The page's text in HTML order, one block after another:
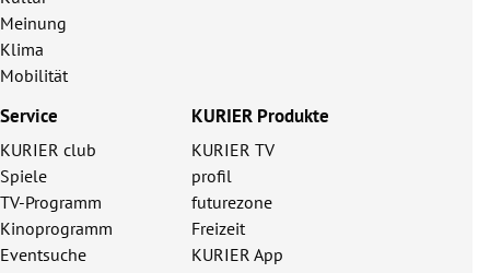
Meinung
Klima
Mobilität
Service
KURIER club
Spiele
TV-Programm
Kinoprogramm
Eventsuche
KURIER Produkte
KURIER TV
profil
futurezone
Freizeit
KURIER App